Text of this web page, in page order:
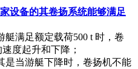
设备的其卷扬系统能够满足
满足额定载荷500 t 时，卷
度起升和下降；
是当游艇下降时，卷扬机不能